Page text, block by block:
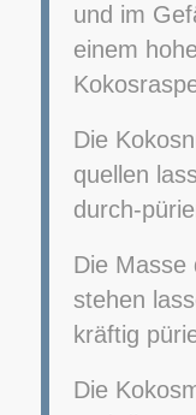
und im
einem
Die
quellen
durch-
Die Masse
stehen
kräftig
Die